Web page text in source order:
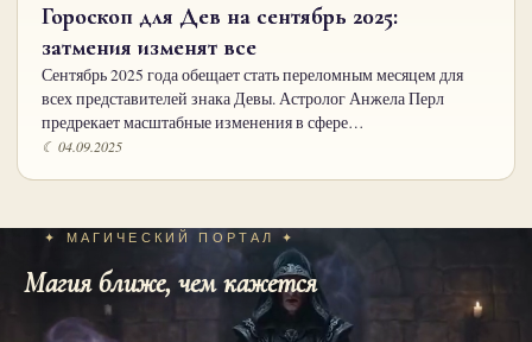
Гороскоп для Дев на сентябрь 2025:
затмения изменят все
Сентябрь 2025 года обещает стать переломным месяцем для
всех представителей знака Девы. Астролог Анжела Перл
предрекает масштабные изменения в сфере…
☾ 04.09.2025
✦ МАГИЧЕСКИЙ ПОРТАЛ ✦
Магия ближе, чем кажется